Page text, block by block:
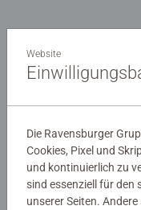
abgegeben
0/0
Website
Die Ravensburger
Cookies, Pixel und
und kontinuierlich zu
sind essenziell für den
unserer Seiten.